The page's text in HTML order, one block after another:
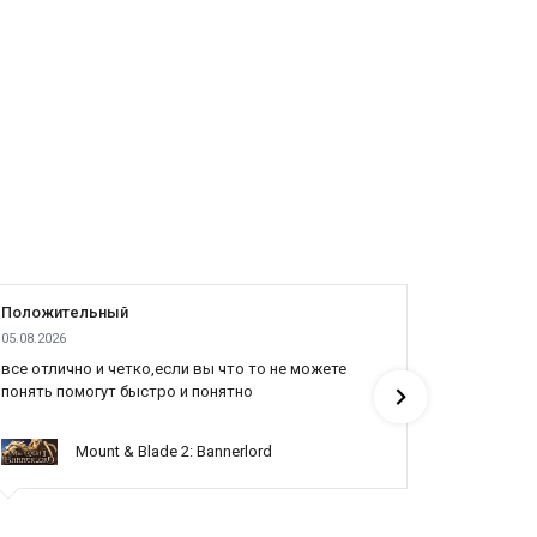
Положительный
05.08.2026
все отлично и четко,если вы что то не можете
понять помогут быстро и понятно
Mount & Blade 2: Bannerlord